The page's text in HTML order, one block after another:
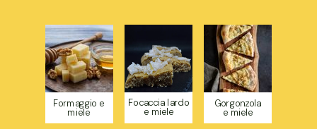
Formaggio e
miele
Focaccia lardo
e miele
Gorgonzola
e miele